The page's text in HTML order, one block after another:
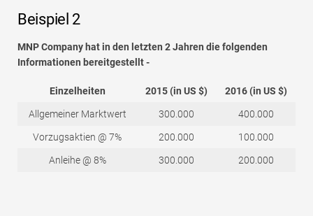
Beispiel 2
MNP Company hat in den letzten 2 Jahren die folgenden
Informationen bereitgestellt -
Einzelheiten 2015 (in US $) 2016 (in US $)
Allgemeiner Marktwert 300.000 400.000
Vorzugsaktien @ 7% 200.000 100.000
Anleihe @ 8% 300.000 200.000